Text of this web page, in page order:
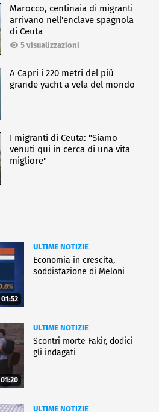
Marocco, centinaia di migranti
arrivano nell'enclave spagnola
di Ceuta
5 visualizzazioni
A Capri i 220 metri del più
grande yacht a vela del mondo
I migranti di Ceuta: "Siamo
venuti qui in cerca di una vita
migliore"
01:52
ULTIME NOTIZIE
Economia in crescita,
soddisfazione di Meloni
01:20
ULTIME NOTIZIE
Scontri morte Fakir, dodici
gli indagati
ULTIME NOTIZIE